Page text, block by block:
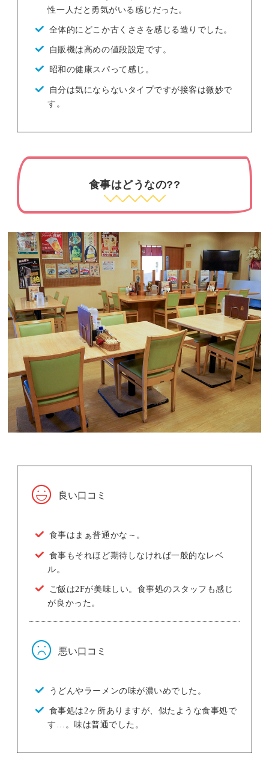
性一人だと勇気がいる感じだった。
全体的にどこか古くささを感じる造りでした。
自販機は高めの値段設定です。
昭和の健康スパって感じ。
自分は気にならないタイプですが接客は微妙で
す。
食事はどうなの??
良い口コミ
食事はまぁ普通かな～。
食事もそれほど期待しなければ一般的なレベ
ル。
ご飯は2Fが美味しい。食事処のスタッフも感じ
が良かった。
悪い口コミ
うどんやラーメンの味が濃いめでした。
食事処は2ヶ所ありますが、似たような食事処で
す…。味は普通でした。